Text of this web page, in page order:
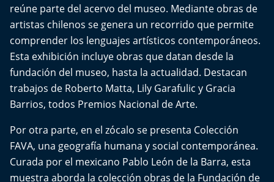
reúne parte del acervo del museo. Mediante obras de
artistas chilenos se genera un recorrido que permite
comprender los lenguajes artísticos contemporáneos.
Esta exhibición incluye obras que datan desde la
fundación del museo, hasta la actualidad. Destacan
trabajos de Roberto Matta, Lily Garafulic y Gracia
Barrios, todos Premios Nacional de Arte.
Por otra parte, en el zócalo se presenta Colección
FAVA, una geografía humana y social contemporánea.
Curada por el mexicano Pablo León de la Barra, esta
muestra aborda la colección obras de la Fundación de